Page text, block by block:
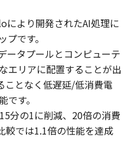
より開発されたAI処理に
です。
ータプールとコンピューテ
エリアに配置することが出
となく低遅延/低消費電
す。
分の1に削減、20倍の消費
較では1.1倍の性能を達成